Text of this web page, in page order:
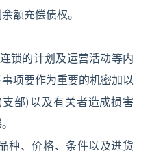
额充偿债权。
锁的计划及运营活动等内
项要作为重要的机密加以
部)以及有关者造成损害
种、价格、条件以及进货